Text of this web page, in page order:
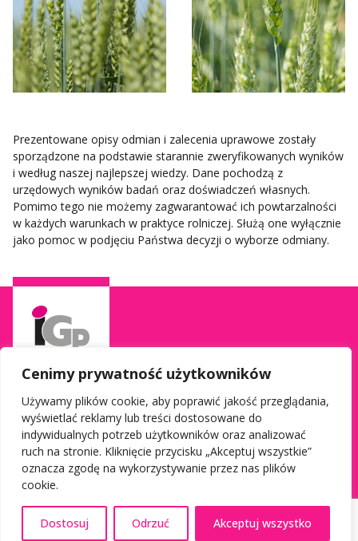
Cenimy prywatność użytkowników
Używamy plików cookie, aby poprawić jakość przeglądania,
wyświetlać reklamy lub treści dostosowane do
indywidualnych potrzeb użytkowników oraz analizować
ruch na stronie. Kliknięcie przycisku „Akceptuj wszystkie”
oznacza zgodę na wykorzystywanie przez nas plików
cookie.
Dostosuj Odrzuć Akceptuj wszystko
Prezentowane opisy odmian i zalecenia uprawowe zostały
sporządzone na podstawie starannie zweryfikowanych wyników
i według naszej najlepszej wiedzy. Dane pochodzą z
urzędowych wyników badań oraz doświadczeń własnych.
Pomimo tego nie możemy zagwarantować ich powtarzalności
w każdych warunkach w praktyce rolniczej. Służą one wyłącznie
jako pomoc w podjęciu Państwa decyzji o wyborze odmiany.
Informacje
Kontakt do Doradcy Terenowego
Polityka prywatności
Warunki korzystania z serwisu
Program B2B
Social media
Facebook
Youtube
TikTok